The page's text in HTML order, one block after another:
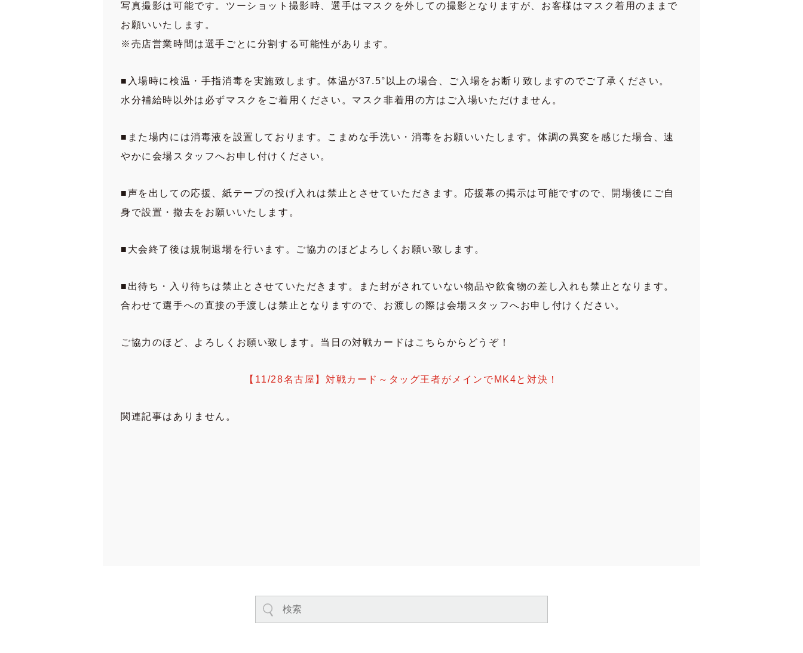
写真撮影は可能です。ツーショット撮影時、選手はマスクを外しての撮影となりますが、お客様はマスク着用のままで
お願いいたします。
※売店営業時間は選手ごとに分割する可能性があります。
■入場時に検温・手指消毒を実施致します。体温が37.5°以上の場合、ご入場をお断り致しますのでご了承ください。
水分補給時以外は必ずマスクをご着用ください。マスク非着用の方はご入場いただけません。
■また場内には消毒液を設置しております。こまめな手洗い・消毒をお願いいたします。体調の異変を感じた場合、速
やかに会場スタッフへお申し付けください。
■声を出しての応援、紙テープの投げ入れは禁止とさせていただきます。応援幕の掲示は可能ですので、開場後にご自
身で設置・撤去をお願いいたします。
■大会終了後は規制退場を行います。ご協力のほどよろしくお願い致します。
■出待ち・入り待ちは禁止とさせていただきます。また封がされていない物品や飲食物の差し入れも禁止となります。
合わせて選手への直接の手渡しは禁止となりますので、お渡しの際は会場スタッフへお申し付けください。
ご協力のほど、よろしくお願い致します。当日の対戦カードはこちらからどうぞ！
【11/28名古屋】対戦カード～タッグ王者がメインでMK4と対決！
関連記事はありません。